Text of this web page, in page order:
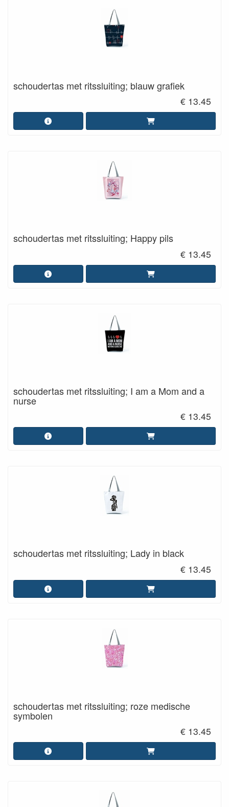
schoudertas met ritssluiting; blauw grafiek
€ 13.45
schoudertas met ritssluiting; Happy pils
€ 13.45
schoudertas met ritssluiting; I am a Mom and a
nurse
€ 13.45
schoudertas met ritssluiting; Lady in black
€ 13.45
schoudertas met ritssluiting; roze medische
symbolen
€ 13.45